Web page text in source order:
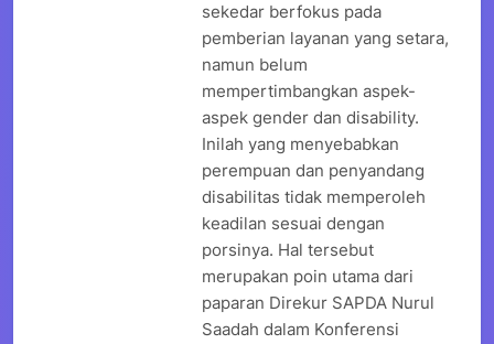
sekedar berfokus pada
pemberian layanan yang setara,
namun belum
mempertimbangkan aspek-
aspek gender dan disability.
Inilah yang menyebabkan
perempuan dan penyandang
disabilitas tidak memperoleh
keadilan sesuai dengan
porsinya. Hal tersebut
merupakan poin utama dari
paparan Direkur SAPDA Nurul
Saadah dalam Konferensi